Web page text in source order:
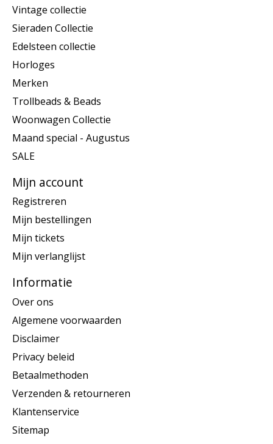
Vintage collectie
Sieraden Collectie
Edelsteen collectie
Horloges
Merken
Trollbeads & Beads
Woonwagen Collectie
Maand special - Augustus
SALE
Mijn account
Registreren
Mijn bestellingen
Mijn tickets
Mijn verlanglijst
Informatie
Over ons
Algemene voorwaarden
Disclaimer
Privacy beleid
Betaalmethoden
Verzenden & retourneren
Klantenservice
Sitemap